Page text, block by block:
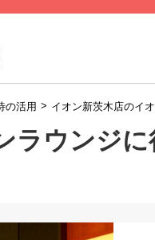
の活用 > イオン新茨木店のイ
ラウンジに